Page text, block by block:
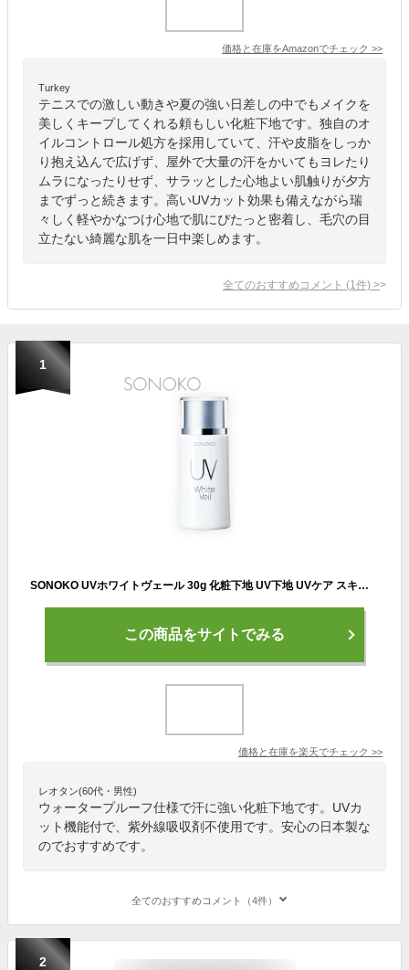
価格と在庫をAmazonでチェック >>
Turkey
テニスでの激しい動きや夏の強い日差しの中でもメイクを
美しくキープしてくれる頼もしい化粧下地です。独自のオ
イルコントロール処方を採用していて、汗や皮脂をしっか
り抱え込んで広げず、屋外で大量の汗をかいてもヨレたり
ムラになったりせず、サラッとした心地よい肌触りが夕方
までずっと続きます。高いUVカット効果も備えながら瑞
々しく軽やかなつけ心地で肌にぴたっと密着し、毛穴の目
立たない綺麗な肌を一日中楽しめます。
全てのおすすめコメント (1 件) >
1
SONOKO UVホワイトヴェール 30g 化粧下地 UV下地 UVケア スキンケア エイジングケア シミ そばかす 美白 SPF40 PA+++ メラニン 角質 UVカット スキンケア成分配合 ファイトケミカル配合 ノンケミカル処方 紫外線吸収剤不使用 ウォータープルーフ 医薬部外品 日本製 ソノコ
この商品をサイトでみる
価格と在庫を楽天でチェック >>
レオタン(60代・男性)
ウォータープルーフ仕様で汗に強い化粧下地です。UVカ
ット機能付で、紫外線吸収剤不使用です。安心の日本製な
のでおすすめです。
全てのおすすめコメント（4件）
2